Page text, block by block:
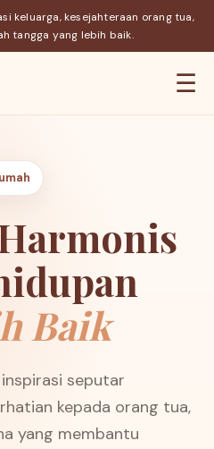
keluarga, kesejahteraan orang tua,
tangga yang lebih baik.
☰
Baik
seputar
kepada orang tua,
yang membantu